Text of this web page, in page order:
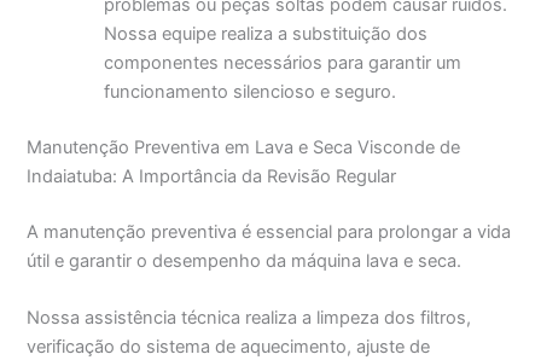
problemas ou peças soltas podem causar ruídos.
Nossa equipe realiza a substituição dos
componentes necessários para garantir um
funcionamento silencioso e seguro.
Manutenção Preventiva em Lava e Seca Visconde de
Indaiatuba: A Importância da Revisão Regular
A manutenção preventiva é essencial para prolongar a vida
útil e garantir o desempenho da máquina lava e seca.
Nossa assistência técnica realiza a limpeza dos filtros,
verificação do sistema de aquecimento, ajuste de